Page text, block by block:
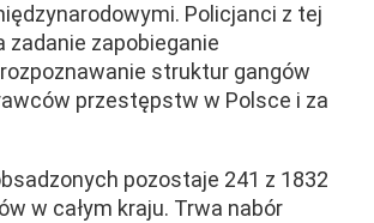
Policjanci z tej
zadanie zapobieganie
struktur gangów
przestępstw w Polsce i za
pozostaje 241 z 1832
w całym kraju. Trwa nabór